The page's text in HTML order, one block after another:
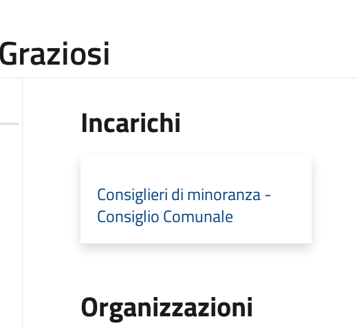
Incarichi
Consiglieri di minoranza -
Consiglio Comunale
Organizzazioni